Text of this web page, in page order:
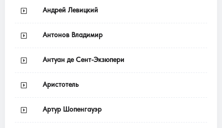
Андрей Левицкий
Антонов Владимир
Антуан де Сент-Экзюпери
Аристотель
Артур Шопенгауэр